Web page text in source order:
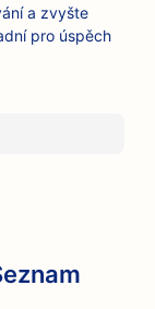
a zvyšte
pro úspěch